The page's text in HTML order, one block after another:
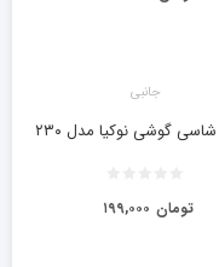
جانبی
گوشی نوکیا مدل ۲۳۰
۱۹۹,۰۰۰ تومان